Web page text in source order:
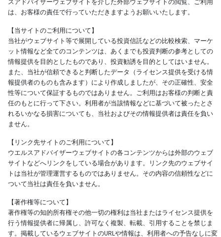
は、お客様の責任で行っていただきますようお願いいたします。
【当サイトのご利用について】
当社がウェブサイト等で展開している投資信託などの比較検索、マーケ
ット情報など全てのコンテンツは、あくまでも投資判断の参考としての
情報提供を目的としたものであり、投資勧誘を目的としてはいません。
また、当社が信頼できると判断したデータ（ライセンス提供を受ける情
報提供者のものも含みます）により作成しましたが、その正確性、安全
性等について保証するものではありません。ご利用はお客様の判断と責
任のもとに行って下さい。利用者が当該情報などに基づいて被ったとさ
れるいかなる損害についても、当社およびその情報提供者は責任を負い
ません。
【リンク先サイトのご利用について】
ウエルスアドバイザーウェブサイトの各コンテンツからは外部のウェブ
サイトなどへリンクをしている場合があります。リンク先のウェブサイ
トは当社が管理運営するものではありません。その内容の信頼性などに
ついて当社は責任を負いません。
【著作権等について】
著作権等の知的所有権その他一切の権利は当社またはライセンス提供を
行う情報提供者に帰属し、許可なく複製、転載、引用することを禁じま
す。掲載しているウェブサイトのURLや情報は、利用者への予告なしに変